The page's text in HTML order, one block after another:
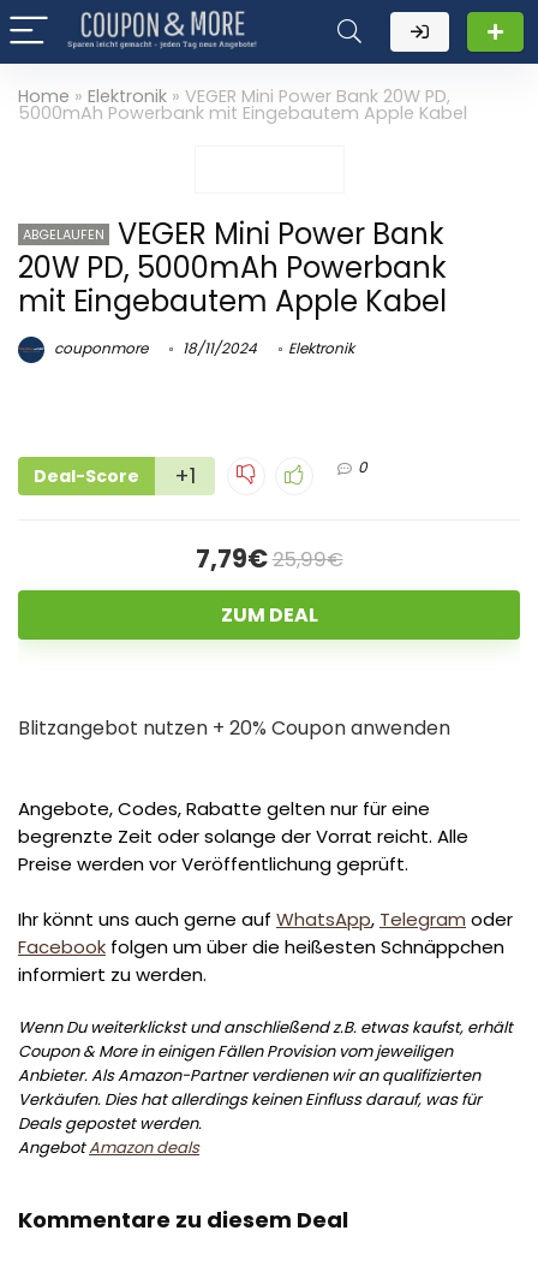
Home » Elektronik » VEGER Mini Power Bank 20W PD,
5000mAh Powerbank mit Eingebautem Apple Kabel
ABGELAUFEN
VEGER Mini Power Bank
20W PD, 5000mAh Powerbank
mit Eingebautem Apple Kabel
couponmore 18/11/2024 Elektronik
Deal-Score +1 0
7,79€25,99€
ZUM DEAL
Blitzangebot nutzen + 20% Coupon anwenden
Angebote, Codes, Rabatte gelten nur für eine
begrenzte Zeit oder solange der Vorrat reicht. Alle
Preise werden vor Veröffentlichung geprüft.
Ihr könnt uns auch gerne auf WhatsApp, Telegram oder
Facebook folgen um über die heißesten Schnäppchen
informiert zu werden.
Wenn Du weiterklickst und anschließend z.B. etwas kaufst, erhält
Coupon & More in einigen Fällen Provision vom jeweiligen
Anbieter. Als Amazon-Partner verdienen wir an qualifizierten
Verkäufen. Dies hat allerdings keinen Einfluss darauf, was für
Deals gepostet werden.
AngebotAmazon deals
Kommentare zu diesem Deal